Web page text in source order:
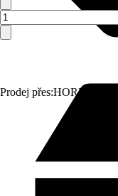
Prodej přes:HORNBACH